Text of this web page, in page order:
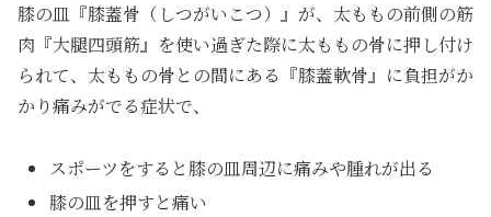
膝の皿『膝蓋骨（しつがいこつ）』が、太ももの前側の筋
肉『大腿四頭筋』を使い過ぎた際に太ももの骨に押し付け
られて、太ももの骨との間にある『膝蓋軟骨』に負担がか
かり痛みがでる症状で、
スポーツをすると膝の皿周辺に痛みや腫れが出る
膝の皿を押すと痛い